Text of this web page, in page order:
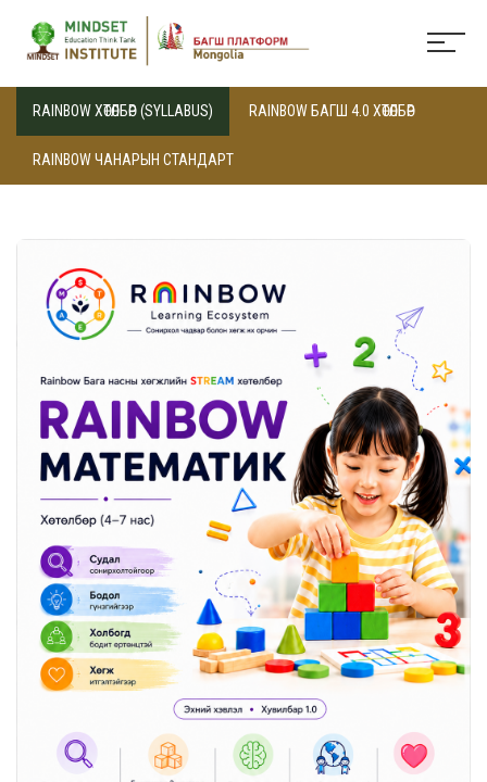
RAINBOW ХӨТӨЛБӨР (SYLLABUS) RAINBOW БАГШ 4.0 ХӨТӨЛБӨР
RAINBOW ЧАНАРЫН СТАНДАРТ